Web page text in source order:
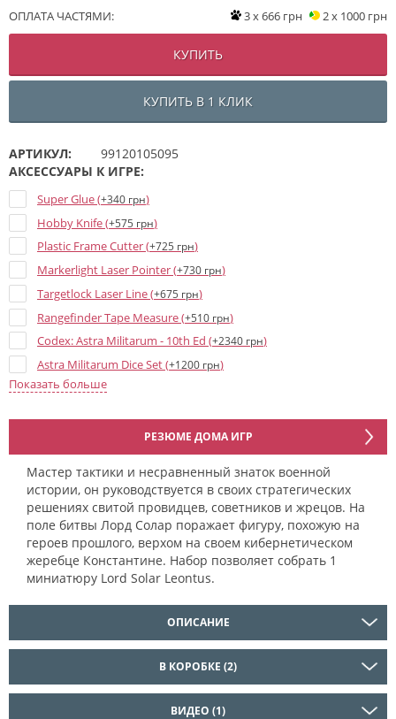
ОПЛАТА ЧАСТЯМИ: 3 x 666 грн 2 x 1000 грн
КУПИТЬ
КУПИТЬ В 1 КЛИК
АРТИКУЛ:
99120105095
АКСЕССУАРЫ К ИГРЕ:
Super Glue (+340 грн)
Hobby Knife (+575 грн)
Plastic Frame Cutter (+725 грн)
Markerlight Laser Pointer (+730 грн)
Targetlock Laser Line (+675 грн)
Rangefinder Tape Measure (+510 грн)
Codex: Astra Militarum - 10th Ed (+2340 грн)
Astra Militarum Dice Set (+1200 грн)
Cadian Upgrades (
Книга Leontus: Lord Solar (HB) (+860 грн
Astra Militarum Dice - 15 mm (+40 грн)
Показать больше
РЕЗЮМЕ ДОМА ИГР
Мастер тактики и несравненный знаток военной
истории, он руководствуется в своих стратегических
решениях свитой провидцев, советников и жрецов. На
поле битвы Лорд Солар поражает фигуру, похожую на
героев прошлого, верхом на своем кибернетическом
жеребце Константине. Набор позволяет собрать 1
миниатюру Lord Solar Leontus.
ОПИСАНИЕ
В КОРОБКЕ (2)
ВИДЕО (1)